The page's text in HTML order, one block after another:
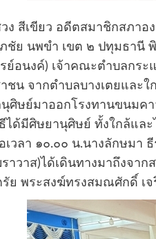
ง สีเขียว อดีตสมาชิกสภา
ชัย นพขำ เขต ๒ ปทุมธานี
ย์อนงค์) เจ้าคณะตำบลกระ
ชน จากตำบลบางเตยและใ
ศิษย์มาออกโรงทานขนมค
ได้มีศิษยานุศิษย์ ทั้งใกล้แล
เวลา ๑๐.๐๐ น.นางลักษมา
าวาส)ได้เดินทางมาถึงจา
ย พระสงฆ์ทรงสมณศักดิ์ เ